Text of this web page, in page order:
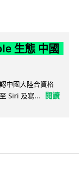
生態 中國
中國大陸合資格
Siri 及寫...
閱讀